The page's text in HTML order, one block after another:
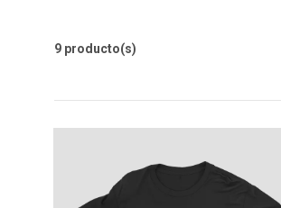
9 producto(s)